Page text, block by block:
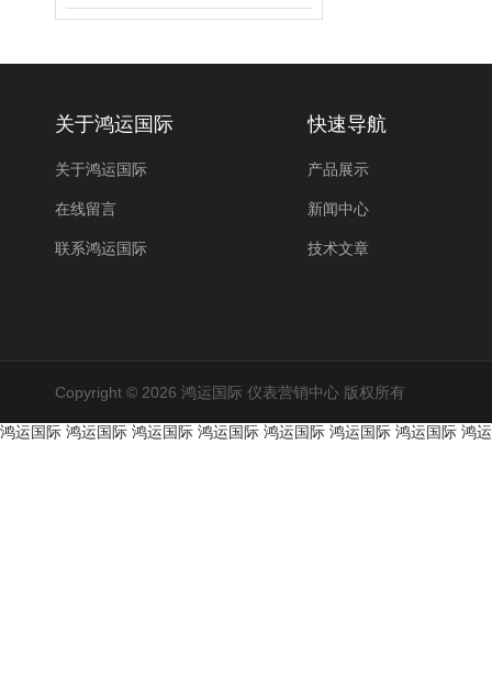
关于鸿运国际
关于鸿运国际
在线留言
联系鸿运国际
快速导航
产品展示
新闻中心
技术文章
Copyright © 2026 鸿运国际 仪表营销中心 版权所有
鸿运国际 鸿运国际 鸿运国际 鸿运国际 鸿运国际 鸿运国际 鸿运国际 鸿